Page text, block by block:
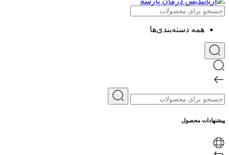
همه دسته‌بندی‌ها
پیشنهادات محصول